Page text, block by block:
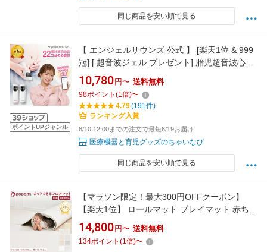
同じ商品を安い順で見る
ポイントUPジャンル
【 エンジェルサウンズ 公式 】 [楽天1位 & 999
冠] [ 超音波ジェル プレゼント] 胎児超音波心音
計 最新モデル 正規品 アプリ対応 胎児心音計 心
音 赤ちゃん スピーカー内蔵 ワイヤレス 超音波
心音計 SH-FD10 SH-FD20 ちゃいなび
10,780 円〜 送料無料
98ポイント (1倍)〜
4.79(191件)
ランキング入賞
8/10 12:00までの注文で最短8/19お届け
医療機器と育児グッズのちゃいなび
同じ商品を安い順で見る
【マラソン限定！最大300円OFFクーポン】
【楽天1位】 ロールマット プレイマット 赤ちゃ
ん ベビー フロアマット ジョイントマット 床暖
抗菌 PVC 子供部屋 シームレス クッションマッ
ト 110 300 140 500 厚手 防水 マット 大判
14,800 円〜 送料無料
134ポイント (1倍)〜